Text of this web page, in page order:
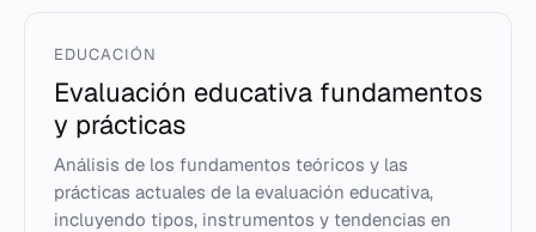
EDUCACIÓN
Evaluación educativa fundamentos
y prácticas
Análisis de los fundamentos teóricos y las
prácticas actuales de la evaluación educativa,
incluyendo tipos, instrumentos y tendencias en